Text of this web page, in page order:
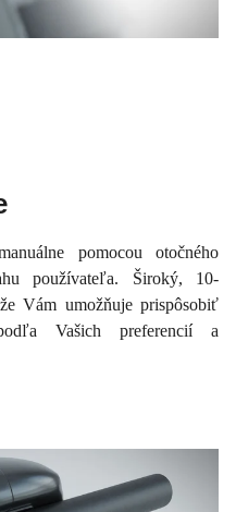
pomocou otočného
používateľa. Široký, 10-
Vám umožňuje prispôsobiť
Vašich preferencií a